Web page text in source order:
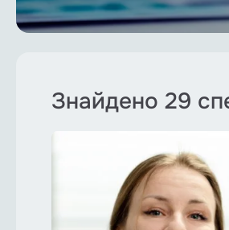
Хірургічна стоматологія
Знайдено 29